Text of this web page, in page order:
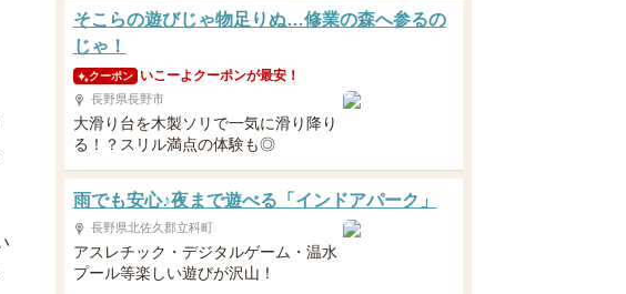
そこらの遊びじゃ物足りぬ…修業の森へ参るの
じゃ！
クーポン いこーよクーポンが最安！
長野県長野市
大滑り台を木製ソリで一気に滑り降り
る！？スリル満点の体験も◎
雨でも安心♪夜まで遊べる「インドアパーク」
長野県北佐久郡立科町
アスレチック・デジタルゲーム・温水
プール等楽しい遊びが沢山！